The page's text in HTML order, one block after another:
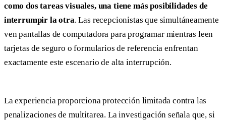
como dos tareas visuales, una tiene más posibilidades de
interrumpir la otra. Las recepcionistas que simultáneamente
ven pantallas de computadora para programar mientras leen
tarjetas de seguro o formularios de referencia enfrentan
exactamente este escenario de alta interrupción.
La experiencia proporciona protección limitada contra las
penalizaciones de multitarea. La investigación señala que, si